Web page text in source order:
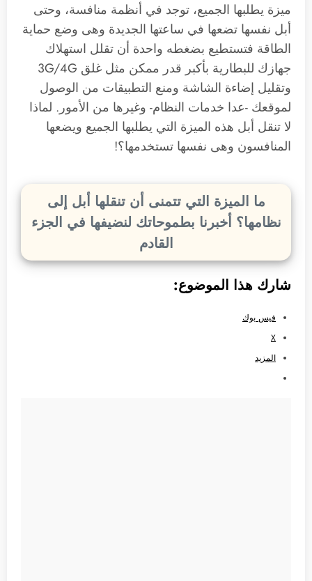
ميزة يطلبها الجميع، توجد في أنظمة منافسة، وحتى
أبل نفسها تضعها في ساعتها الجديدة وهى وضع حماية
الطاقة فتستطيع بضغطه واحدة أن تقلل استهلاك
جهازك للبطارية بأكبر قدر ممكن مثل غلق 3G/4G
وتقليل إضاءة الشاشة ومنع التطبيقات من الوصول
لموقعك -عدا خدمات النظام- وغيرها من الأمور. لماذا
لا تنقل أبل هذه الميزة التي يطلبها الجميع ويضعها
المنافسون وهى نفسها تستخدمها؟!
ما الميزة التي تتمنى أن تنقلها أبل إلى
نظامها؟ أخبرنا بطموحاتك لنضيفها في الجزء
القادم
شارك هذا الموضوع:
فيس بوك
X
المزيد